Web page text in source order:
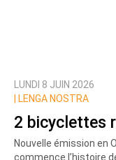
LUNDI 8 JUIN 2026
LENGA NOSTRA
2 bicyclettes
Nouvelle émission en
commence l’histoire